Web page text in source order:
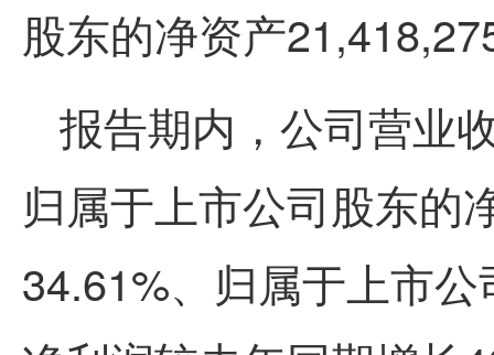
股东的净资产
报告期内，公司营业
归属于上市公司股东的
34.61%、归属于上市